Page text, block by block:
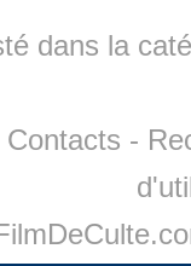
dans la
Contacts -